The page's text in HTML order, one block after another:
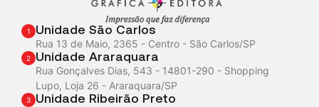
1 Unidade São Carlos
Rua 13 de Maio, 2365 - Centro - São Carlos/SP
2 Unidade Araraquara
Rua Gonçalves Dias, 543 - 14801-290 - Shopping
Lupo, Loja 26 - Araraquara/SP
3 Unidade Ribeirão Preto